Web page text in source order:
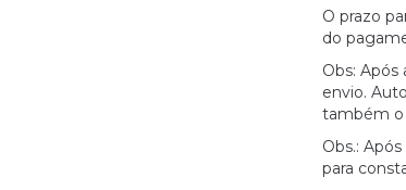
O prazo
do
Obs: Após
envio.
também o
Obs.:
para